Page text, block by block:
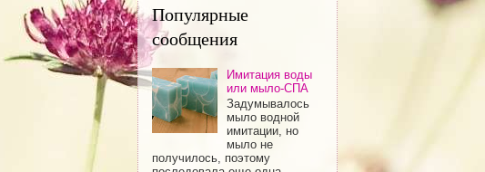
Популярные
сообщения
Имитация воды
или мыло-СПА
Задумывалось
мыло водной
имитации, но
мыло не
получилось, поэтому